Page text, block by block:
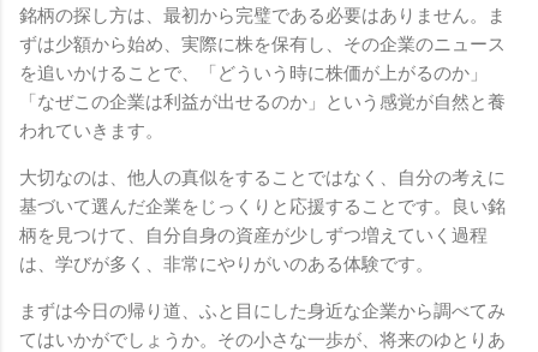
銘柄の探し方は、最初から完璧である必要はありません。ま
ずは少額から始め、実際に株を保有し、その企業のニュース
を追いかけることで、「どういう時に株価が上がるのか」
「なぜこの企業は利益が出せるのか」という感覚が自然と養
われていきます。
大切なのは、他人の真似をすることではなく、自分の考えに
基づいて選んだ企業をじっくりと応援することです。良い銘
柄を見つけて、自分自身の資産が少しずつ増えていく過程
は、学びが多く、非常にやりがいのある体験です。
まずは今日の帰り道、ふと目にした身近な企業から調べてみ
てはいかがでしょうか。その小さな一歩が、将来のゆとりあ